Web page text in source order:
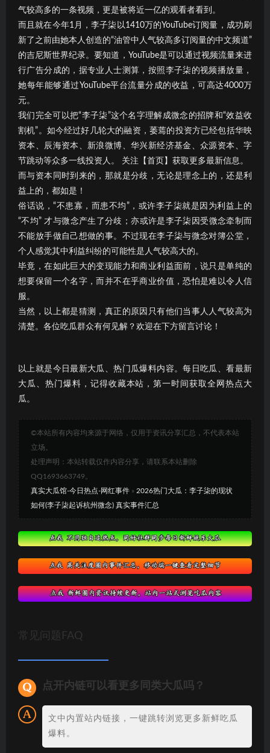
气较高多的一条视频，更是被将近一亿的观看者看到。
而且就在今年1月，李子柒以1410万的YouTube订阅量，成功刷
新了之前由她本人创造的“油管中人气较高多订阅量的中文频道”
的吉尼斯世界纪录。要知道，YouTube是可以通过视频流量来进
行广告分成的，据专业人士测算，按照李子柒的视频播放量，
她每年能够通过YouTube平台流量分成的收益，可高达4000万
元。
我们完全可以把“李子柒”这个名字理解成微念的招牌和“效益收
割机”。如今经过好几轮大的融资，萎蔫的投资方已经包括华映
资本、辰海资本、新浪微博、华兴新经济基金、众源资本、字
节跳动等众多一线投资人。 关注【首页】获取更多最新信息。
而与资本同时到来的，那就是分歧，无论是理念上的，还是利
益上的，都如是！
俗话说，“不患寡，而患不均”，或许李子柒就是因为利益上的
“不均” 才与微念产生了分歧；亦或许是李子柒因受微念牵制而
不能放手做自己想做的事。不过现在李子柒与微念对簿公堂，
个人感觉其中利益纠纷的可能性是人气较高大的。
毕竟，在如此巨大的变现能力和商业利益面前，说只是单纯的
想要保留一个名字，而并不在乎商业价值，恐怕是难以令人信
服。
当然，以上都是猜测，真正的原因只有他们当事人人气较高为
清楚。各位吃瓜群众有何见解？欢迎在下方留言讨论！
以上就是今日最新大瓜、热门瓜爆料内容。每日吃瓜、看最新
大瓜、热门爆料，记得收藏本站，第一时间获取全网热点大
瓜。
©本站所有内容均来源于网络，仅用于资讯分享汇总，不代表本站
立场。
处理声明：本站转载仅作内容分享，请联系本站删除
QQ1693663749。
真实大瓜馆-今日热点-网红事件 » 2026热门大瓜：李子柒的现状
如何(李子柒起诉杭州微念) 真实事件汇总
常见问题FAQ
点开内链可以看更多同类大瓜吗？
文中内置站内链接，一键跳转浏览更多新鲜吃瓜
爆料。